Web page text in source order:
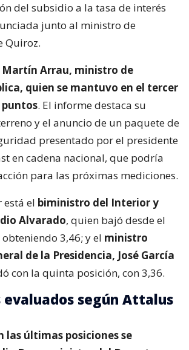
del subsidio a la tasa de interés
junto al ministro de
Quiroz.
Martín Arrau, ministro de
quien se mantuvo en el tercer
puntos. El informe destaca su
y el anuncio de un paquete de
presentado por el presidente
en cadena nacional, que podría
para las próximas mediciones.
está el biministro del Interior y
Alvarado, quien bajó desde el
3,46; y el ministro
de la Presidencia, José García
con la quinta posición, con 3,36.
evaluados según Attalus
las últimas posiciones se